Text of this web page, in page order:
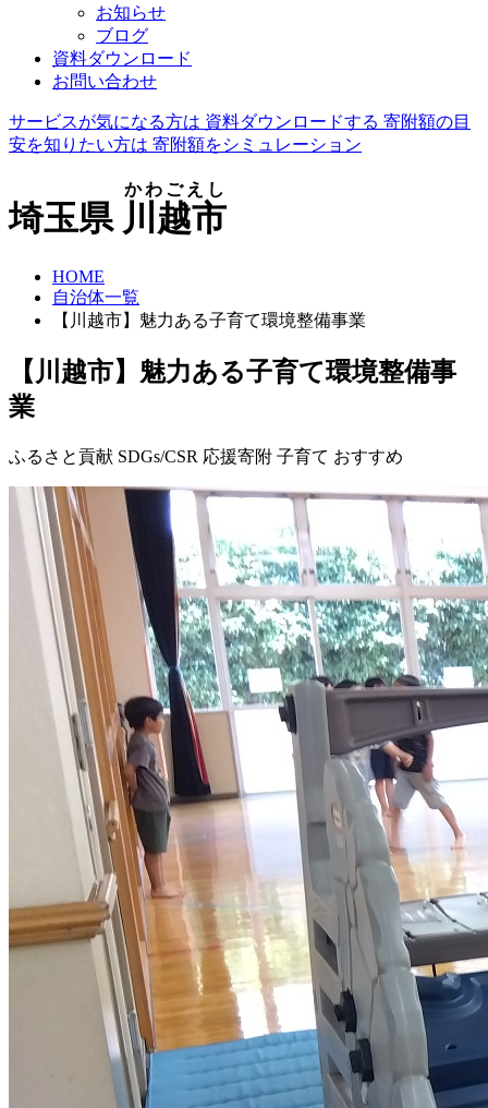
お知らせ
ブログ
資料ダウンロード
お問い合わせ
サービスが気になる方は 資料ダウンロードする 寄附額の目
安を知りたい方は 寄附額をシミュレーション
埼玉県 川越市
かわごえし
HOME
自治体一覧
【川越市】魅力ある子育て環境整備事業
【川越市】魅力ある子育て環境整備事
業
ふるさと貢献 SDGs/CSR 応援寄附 子育て おすすめ